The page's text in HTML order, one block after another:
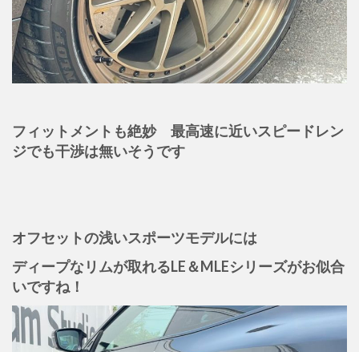
フィットメントも絶妙 最高速に近いスピードレン
ジでも干渉は無いそうです
オフセットの浅いスポーツモデルには
ディープなリムが取れるLE＆MLEシリーズがお似合
いですね！